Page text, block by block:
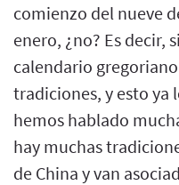
comienzo del nueve
enero, ¿no? Es decir,
calendario
tradiciones, y esto ya
hemos hablado
hay muchas
de China y van